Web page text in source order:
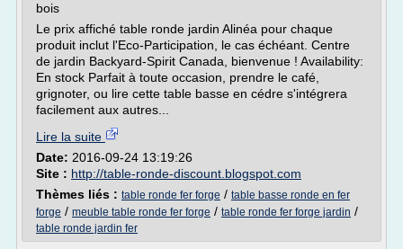
bois
Le prix affiché table ronde jardin Alinéa pour chaque
produit inclut l'Eco-Participation, le cas échéant. Centre
de jardin Backyard-Spirit Canada, bienvenue ! Availability:
En stock Parfait à toute occasion, prendre le café,
grignoter, ou lire cette table basse en cédre s'intégrera
facilement aux autres...
Lire la suite
Date: 2016-09-24 13:19:26
Site : http://table-ronde-discount.blogspot.com
Thèmes liés : table ronde fer forge / table basse ronde en fer
forge / meuble table ronde fer forge / table ronde fer forge jardin /
table ronde jardin fer